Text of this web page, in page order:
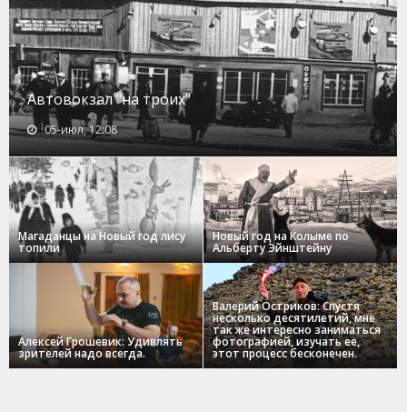
Автовокзал "на троих"
05-июл, 12:08
Магаданцы на Новый год лису
топили
Новый год на Колыме по
Альберту Эйнштейну
Алексей Грошевик: Удивлять
зрителей надо всегда.
Валерий Остриков: Спустя
несколько десятилетий, мне
так же интересно заниматься
фотографией, изучать ее,
этот процесс бесконечен.